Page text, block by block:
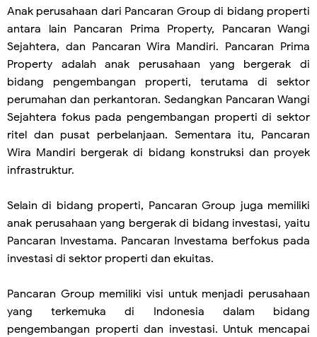
Anak perusahaan dari Pancaran Group di bidang properti
antara lain Pancaran Prima Property, Pancaran Wangi
Sejahtera, dan Pancaran Wira Mandiri. Pancaran Prima
Property adalah anak perusahaan yang bergerak di
bidang pengembangan properti, terutama di sektor
perumahan dan perkantoran. Sedangkan Pancaran Wangi
Sejahtera fokus pada pengembangan properti di sektor
ritel dan pusat perbelanjaan. Sementara itu, Pancaran
Wira Mandiri bergerak di bidang konstruksi dan proyek
infrastruktur.
Selain di bidang properti, Pancaran Group juga memiliki
anak perusahaan yang bergerak di bidang investasi, yaitu
Pancaran Investama. Pancaran Investama berfokus pada
investasi di sektor properti dan ekuitas.
Pancaran Group memiliki visi untuk menjadi perusahaan
yang terkemuka di Indonesia dalam bidang
pengembangan properti dan investasi. Untuk mencapai